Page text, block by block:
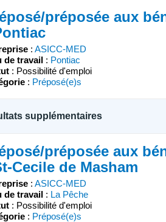
préposée aux
: ASICC-MED
de travail : Pontiac
: Possibilité d'emploi
: Préposé(e)s
supplémentaires
préposée aux
Cecile de Masham
: ASICC-MED
de travail : La Pêche
: Possibilité d'emploi
: Préposé(e)s